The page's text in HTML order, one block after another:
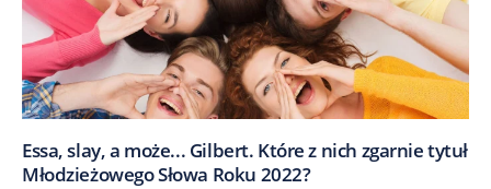
Essa, slay, a może... Gilbert. Które z nich zgarnie tytuł
Młodzieżowego Słowa Roku 2022?